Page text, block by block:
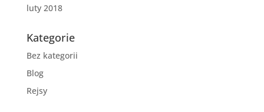
luty 2018
Kategorie
Bez kategorii
Blog
Rejsy